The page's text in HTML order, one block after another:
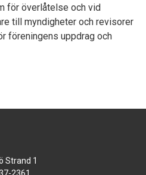
för överlåtelse och vid
till myndigheter och revisorer
föreningens uppdrag och
Strand 1